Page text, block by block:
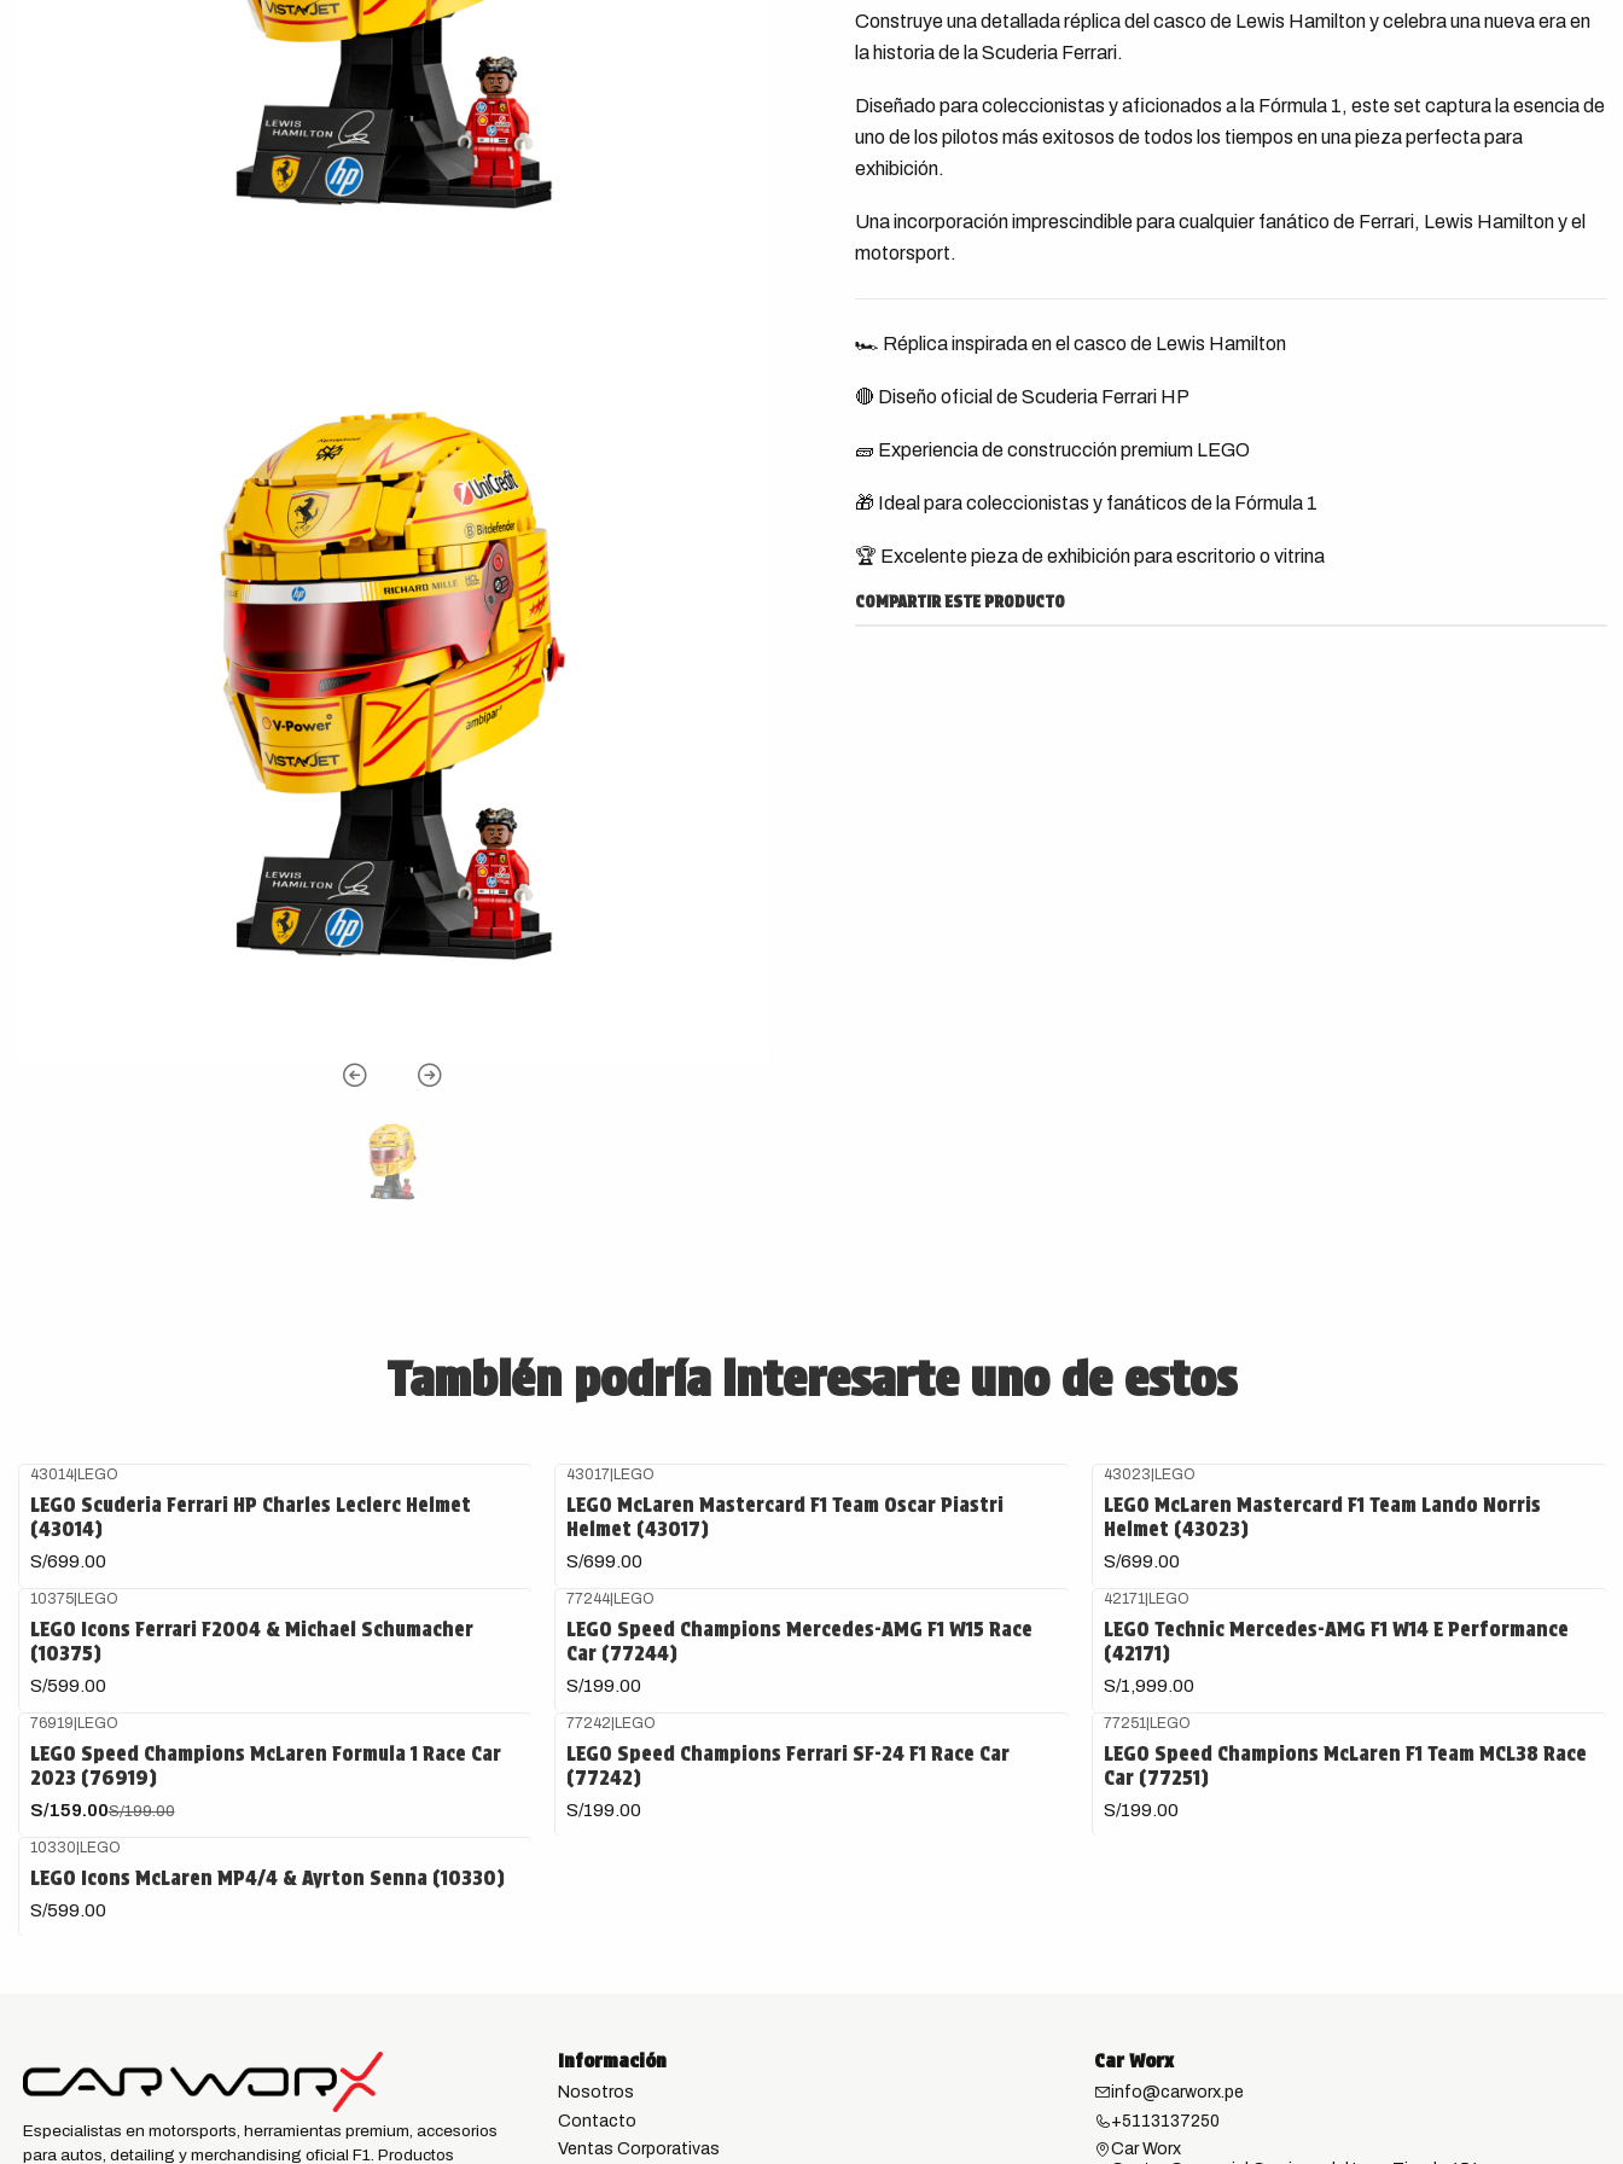
Construye una detallada réplica del casco de Lewis Hamilton y celebra una nueva era en
la historia de la Scuderia Ferrari.
Diseñado para coleccionistas y aficionados a la Fórmula 1, este set captura la esencia de
uno de los pilotos más exitosos de todos los tiempos en una pieza perfecta para
exhibición.
Una incorporación imprescindible para cualquier fanático de Ferrari, Lewis Hamilton y el
motorsport.
🏎️ Réplica inspirada en el casco de Lewis Hamilton
🔴 Diseño oficial de Scuderia Ferrari HP
🧱 Experiencia de construcción premium LEGO
🎁 Ideal para coleccionistas y fanáticos de la Fórmula 1
🏆 Excelente pieza de exhibición para escritorio o vitrina
COMPARTIR ESTE PRODUCTO
También podría interesarte uno de estos
43014|LEGO
LEGO Scuderia Ferrari HP Charles Leclerc Helmet
(43014)
S/699.00
43017|LEGO
LEGO McLaren Mastercard F1 Team Oscar Piastri
Helmet (43017)
S/699.00
43023|LEGO
LEGO McLaren Mastercard F1 Team Lando Norris
Helmet (43023)
S/699.00
10375|LEGO
LEGO Icons Ferrari F2004 & Michael Schumacher
(10375)
S/599.00
77244|LEGO
LEGO Speed Champions Mercedes-AMG F1 W15 Race
Car (77244)
S/199.00
42171 |LEGO
LEGO Technic Mercedes-AMG F1 W14 E Performance
(42171)
S/1,999.00
76919|LEGO
LEGO Speed Champions McLaren Formula 1 Race Car
2023 (76919)
S/159.00S/199.00
77242|LEGO
LEGO Speed Champions Ferrari SF-24 F1 Race Car
(77242)
S/199.00
77251 |LEGO
LEGO Speed Champions McLaren F1 Team MCL38 Race
Car (77251)
S/199.00
10330|LEGO
LEGO Icons McLaren MP4/4 & Ayrton Senna (10330)
S/599.00
Especialistas en motorsports, herramientas premium, accesorios
para autos, detailing y merchandising oficial F1. Productos
Información
Nosotros
Contacto
Ventas Corporativas
Car Worx
info@carworx.pe
+5113137250
Car Worx